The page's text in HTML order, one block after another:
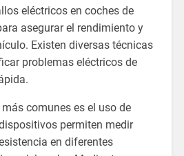
eléctricos en coches de
asegurar el rendimiento y
Existen diversas técnicas
problemas eléctricos de
comunes es el uso de
permiten medir
en diferentes